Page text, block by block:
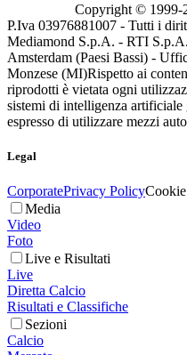
Copyright © 1999-
P.Iva 03976881007 - Tutti i
Mediamond S.p.A. - RTI
Amsterdam (Paesi Bassi) -
Monzese (MI)Rispetto ai
riprodotti è vietata ogni
sistemi di intelligenza
espresso di utilizzare mezzi
Legal
CorporatePrivacy Policy
Media
Video
Foto
Live e Risultati
Live
Diretta Calcio
Risultati e Classifiche
Sezioni
Calcio